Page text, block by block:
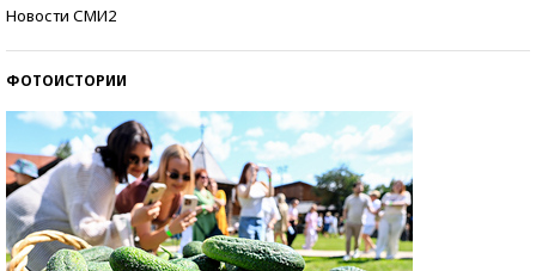
Новости СМИ2
ФОТОИСТОРИИ